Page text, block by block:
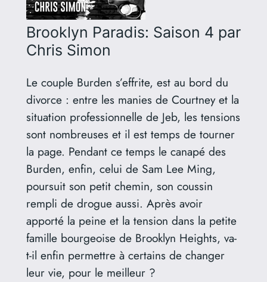
Brooklyn Paradis: Saison 4 par
Chris Simon
Le couple Burden s’effrite, est au bord du
divorce : entre les manies de Courtney et la
situation professionnelle de Jeb, les tensions
sont nombreuses et il est temps de tourner
la page. Pendant ce temps le canapé des
Burden, enfin, celui de Sam Lee Ming,
poursuit son petit chemin, son coussin
rempli de drogue aussi. Après avoir
apporté la peine et la tension dans la petite
famille bourgeoise de Brooklyn Heights, va-
t-il enfin permettre à certains de changer
leur vie, pour le meilleur ?